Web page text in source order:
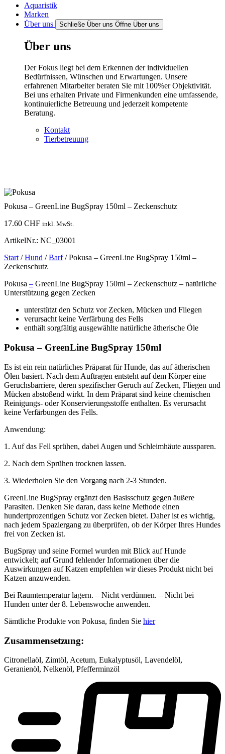
Aquaristik
Marken
Über uns
Schließe Über uns Öffne Über uns
Über uns
Der Fokus liegt bei dem Erkennen der individuellen
Bedürfnissen, Wünschen und Erwartungen. Unsere
erfahrenen Mitarbeiter beraten Sie mit 100%er Objektivität.
Bei uns erhalten Private und Firmenkunden eine umfassende,
kontinuierliche Betreuung und jederzeit kompetente
Beratung.
Kontakt
Tierbetreuung
Pokusa – GreenLine BugSpray 150ml – Zeckenschutz
17.60 CHF inkl. MwSt.
ArtikelNr.: NC_03001
Start/Hund /Barf/ Pokusa – GreenLine BugSpray 150ml –
Zeckenschutz
Pokusa – GreenLine BugSpray 150ml – Zeckenschutz – natürliche
Unterstützung gegen Zecken
unterstützt den Schutz vor Zecken, Mücken und Fliegen
verursacht keine Verfärbung des Fells
enthält sorgfältig ausgewählte natürliche ätherische Öle
Pokusa – GreenLine BugSpray 150ml
Es ist ein rein natürliches Präparat für Hunde, das auf ätherischen
Ölen basiert. Nach dem Auftragen entsteht auf dem Körper eine
Geruchsbarriere, deren spezifischer Geruch auf Zecken, Fliegen und
Mücken abstoßend wirkt. In dem Präparat sind keine chemischen
Reinigungs- oder Konservierungsstoffe enthalten. Es verursacht
keine Verfärbungen des Fells.
Anwendung:
1. Auf das Fell sprühen, dabei Augen und Schleimhäute aussparen.
2. Nach dem Sprühen trocknen lassen.
3. Wiederholen Sie den Vorgang nach 2-3 Stunden.
GreenLine BugSpray ergänzt den Basisschutz gegen äußere
Parasiten. Denken Sie daran, dass keine Methode einen
hundertprozentigen Schutz vor Zecken bietet. Daher ist es wichtig,
nach jedem Spaziergang zu überprüfen, ob der Körper Ihres Hundes
frei von Zecken ist.
BugSpray und seine Formel wurden mit Blick auf Hunde
entwickelt; auf Grund fehlender Informationen über die
Auswirkungen auf Katzen empfehlen wir dieses Produkt nicht bei
Katzen anzuwenden.
Bei Raumtemperatur lagern. – Nicht verdünnen. – Nicht bei
Hunden unter der 8. Lebenswoche anwenden.
Sämtliche Produkte von Pokusa, finden Sie hier
Zusammensetzung:
Citronellaöl, Zimtöl, Acetum, Eukalyptusöl, Lavendelöl,
Geranienöl, Nelkenöl, Pfefferminzöl